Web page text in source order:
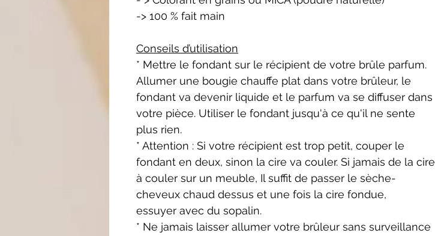
-> 100 % fait main
Conseils d’utilisation
* Mettre le fondant sur le récipient de votre brûle parfum.
Allumer une bougie chauffe plat dans votre brûleur, le
fondant va devenir liquide et le parfum va se diffuser dans
votre pièce. Utiliser le fondant jusqu'à ce qu'il ne sente
plus rien.
* Attention : Si votre récipient est trop petit, couper le
fondant en deux, sinon la cire va couler. Si jamais de la cire
à couler sur un meuble, Il suffit de passer le sèche-
cheveux chaud dessus et une fois la cire fondue,
essuyer avec du sopalin.
* Ne jamais laisser allumer votre brûleur sans surveillance